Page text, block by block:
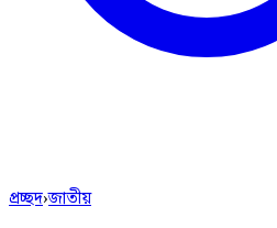
প্রচ্ছদ›জাতীয়